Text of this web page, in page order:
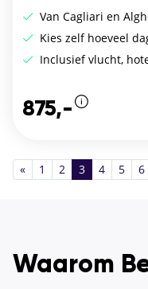
Van Cagliari en
Kies zelf hoeveel
Inclusief vlucht,
875,-
« 1 2 3 4 5 6
Waarom